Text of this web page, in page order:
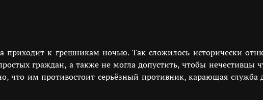
приходит к грешникам ночью. Так сложилось исторически
граждан, а также не могла допустить, чтобы нечестивцы
что им противостоит серьёзный противник, карающая служба